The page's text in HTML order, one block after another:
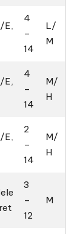
E,
4
–
14
L/
M
E,
4
–
14
M/
H
E,
2
–
14
M/
H
3
–
12
M